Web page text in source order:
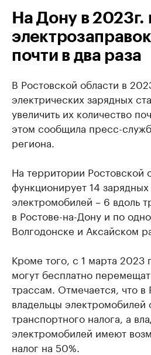
На Дону в 2023г.
почти в два раза
В Ростовской области в
электрических зарядных
увеличить их количество
этом сообщила пресс-
региона.
На территории Ростовской
функционирует 14
электромобилей – 6 вдоль
в Ростове-на-Дону и по
Волгодонске и Аксайском
Кроме того, с 1 марта 2023
могут бесплатно
трассам. Отмечается, что в
владельцы
транспортного налога, а
электромобилей имеют
налог на 50%.